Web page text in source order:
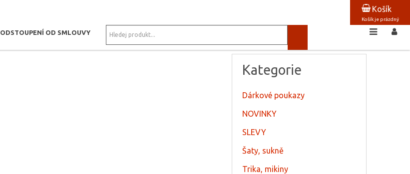
Košík
Košík je prázdný
ODSTOUPENÍ OD SMLOUVY
Kategorie
Dárkové poukazy
NOVINKY
SLEVY
Šaty, sukně
Trika, mikiny